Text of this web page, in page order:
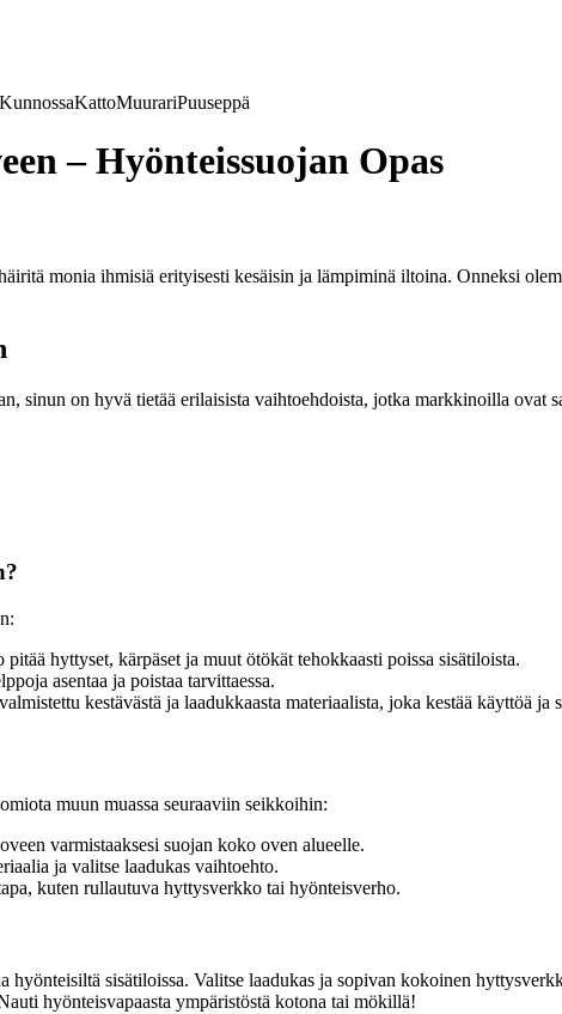
KunnossaKattoMuurariPuuseppä
– Hyönteissuojan Opas
monia ihmisiä erityisesti kesäisin ja lämpiminä iltoina. Onneksi
sinun on hyvä tietää erilaisista vaihtoehdoista, jotka markkinoilla ovat
hyttyset, kärpäset ja muut ötökät tehokkaasti poissa sisätiloista.
asentaa ja poistaa tarvittaessa.
kestävästä ja laadukkaasta materiaalista, joka kestää käyttöä ja
muun muassa seuraaviin seikkoihin:
varmistaaksesi suojan koko oven alueelle.
ja valitse laadukas vaihtoehto.
kuten rullautuva hyttysverkko tai hyönteisverho.
hyönteisiltä sisätiloissa. Valitse laadukas ja sopivan kokoinen
hyönteisvapaasta ympäristöstä kotona tai mökillä!